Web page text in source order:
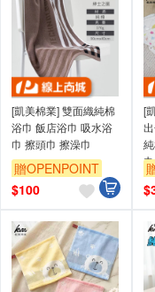
[凱美棉業] 雙面織純棉
浴巾 飯店浴巾 吸水浴
巾 擦頭巾 擦澡巾
贈OPENPOINT
$100
[
巾
$